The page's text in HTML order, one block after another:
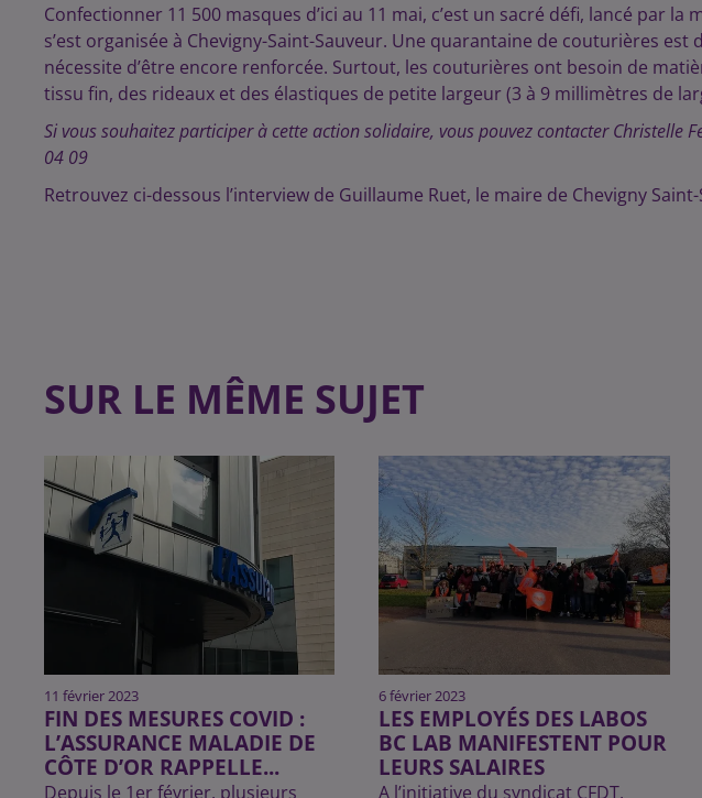
Confectionner 11 500 masques d’ici au 11 mai, c’est un sacré défi, lancé par
s’est organisée à Chevigny-Saint-Sauveur. Une quarantaine de couturières est
nécessite d’être encore renforcée. Surtout, les couturières ont besoin de
tissu fin, des rideaux et des élastiques de petite largeur (3 à 9 millimètres de
Si vous souhaitez participer à cette action solidaire, vous pouvez contacter Christelle
04 09
Retrouvez ci-dessous l’interview de Guillaume Ruet, le maire de Chevigny
SUR LE MÊME SUJET
11 février 2023
FIN DES MESURES COVID :
L’ASSURANCE MALADIE DE
CÔTE D’OR RAPPELLE...
Depuis le 1er février, plusieurs
6 février 2023
LES EMPLOYÉS DES LABOS
BC LAB MANIFESTENT POUR
LEURS SALAIRES
A l’initiative du syndicat CFDT,